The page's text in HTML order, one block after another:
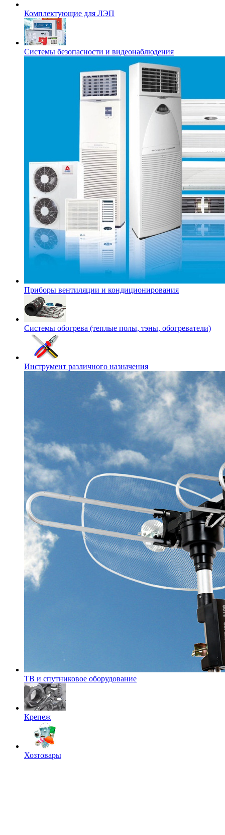
Комплектующие для ЛЭП
Системы безопасности и видеонаблюдения
Приборы вентиляции и кондиционирования
Системы обогрева (теплые полы, тэны, обогреватели)
Инструмент различного назначения
ТВ и спутниковое оборудование
Крепеж
Хозтовары